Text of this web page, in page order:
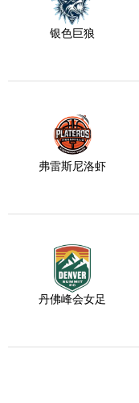
银色巨狼
弗雷斯尼洛虾
丹佛峰会女足